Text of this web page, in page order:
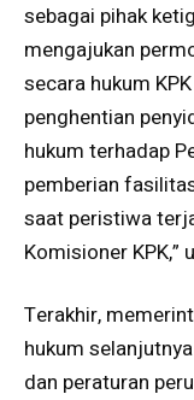
sebagai pihak
mengajukan
secara hukum
penghentian
hukum terhadap
pemberian
saat peristiwa
Komisioner KPK,”
Terakhir,
hukum
dan peraturan